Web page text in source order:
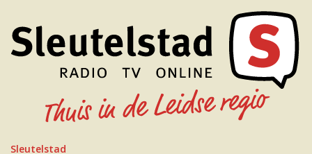
Sleutelstad